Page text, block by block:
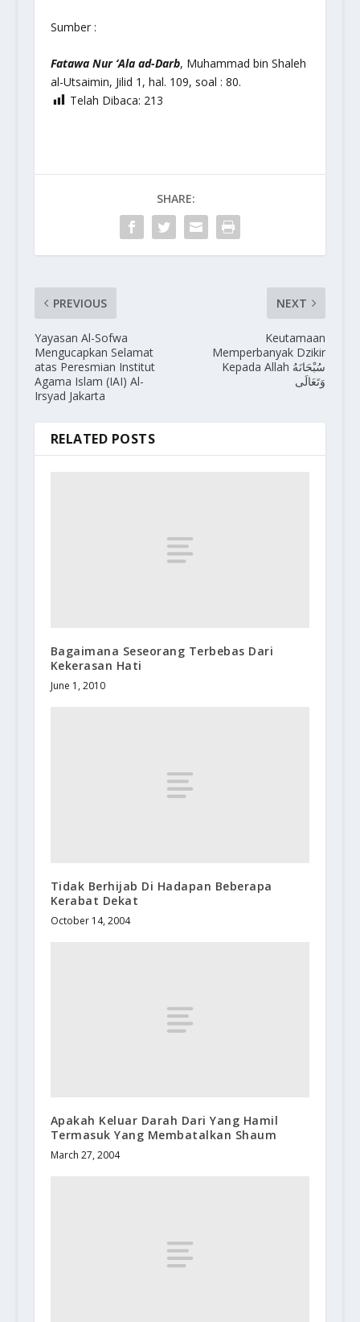
Sumber :
Fatawa Nur ‘Ala ad-Darb, Muhammad bin Shaleh
al-Utsaimin, Jilid 1, hal. 109, soal : 80.
Telah Dibaca: 213
SHARE:
PREVIOUS
Yayasan Al-Sofwa
Mengucapkan Selamat
atas Peresmian Institut
Agama Islam (IAI) Al-
Irsyad Jakarta
NEXT
Keutamaan
Memperbanyak Dzikir
Kepada Allah سُبْحَانَهُ
وَتَعَالَى
RELATED POSTS
Bagaimana Seseorang Terbebas Dari
Kekerasan Hati
June 1, 2010
Tidak Berhijab Di Hadapan Beberapa
Kerabat Dekat
October 14, 2004
Apakah Keluar Darah Dari Yang Hamil
Termasuk Yang Membatalkan Shaum
March 27, 2004